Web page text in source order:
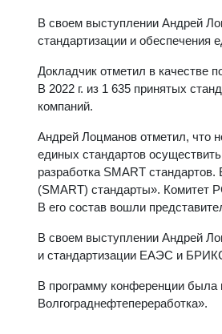
В своем выступлении Андрей
стандартизации и обеспечения
Докладчик отметил в качестве
В 2022 г. из 1 635 принятых
компаний.
Андрей Лоцманов отметил, что
единых стандартов
разработка SMART
(SMART) стандарты». Комитет
В его состав вошли
В своем выступлении Андрей
и стандартизации ЕАЭС и
В программу конференции
Волгограднефтепереработка».